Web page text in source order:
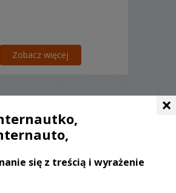
Zobacz więcej
Liczba pozycji:0
×
się z treścią i wyrażenie